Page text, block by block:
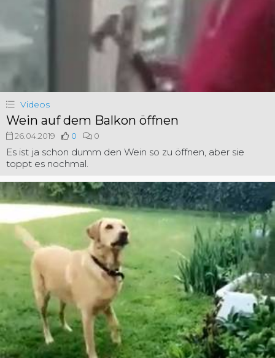
Videos
Wein auf dem Balkon öffnen
26.04.2019 0 0
Es ist ja schon dumm den Wein so zu öffnen, aber sie
toppt es nochmal.